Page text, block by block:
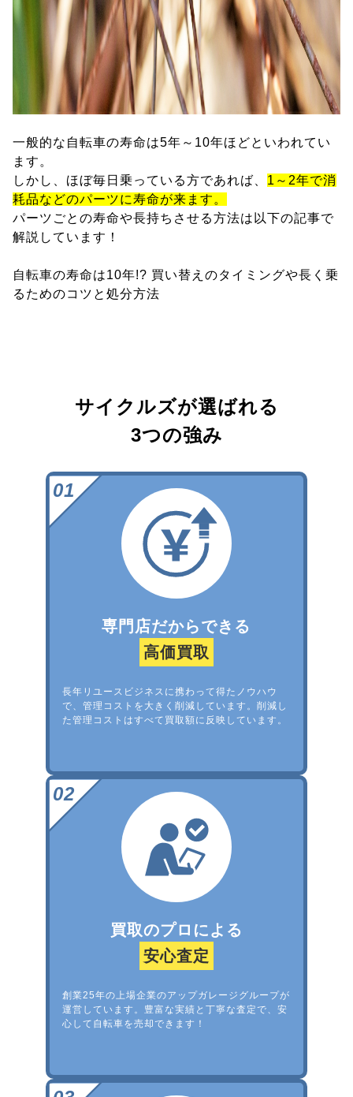
一般的な自転車の寿命は5年～10年ほどといわれてい
ます。
しかし、ほぼ毎日乗っている方であれば、 1～2年で消
耗品などのパーツに寿命が来ます。
パーツごとの寿命や長持ちさせる方法は以下の記事で
解説しています！
自転車の寿命は10年!? 買い替えのタイミングや長く乗
るためのコツと処分方法
サイクルズが選ばれる
3つの強み
専門店だからできる
高価買取
長年リユースビジネスに携わって得たノウハウ
で、管理コストを大きく削減しています。削減し
た管理コストはすべて買取額に反映しています。
買取のプロによる
安心査定
創業25年の上場企業のアップガレージグループが
運営しています。豊富な実績と丁寧な査定で、安
心して自転車を売却できます！